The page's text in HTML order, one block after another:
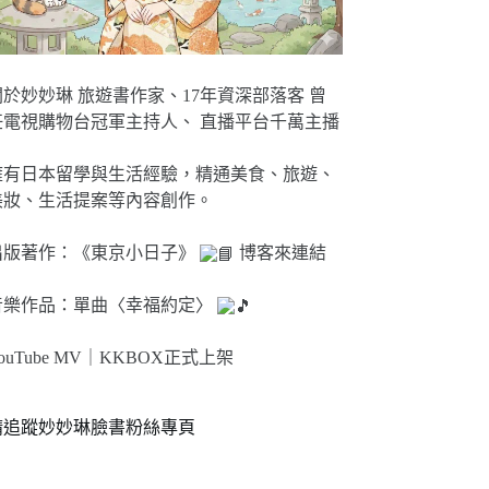
妙妙琳 旅遊書作家、17年資深部落客 曾
電視購物台冠軍主持人、 直播平台千萬主播
日本留學與生活經驗，精通美食、旅遊、
、生活提案等內容創作。
著作：《東京小日子》 博客來連結
作品：單曲〈幸福約定〉
MV｜KKBOX正式上架
追蹤妙妙琳臉書粉絲專頁